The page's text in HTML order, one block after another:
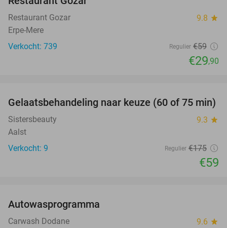
Restaurant Gozar 9.8 star
Erpe-Mere
Verkocht: 739
Regulier €59
€29,90
66%
Gelaatsbehandeling naar keuze (60 of 75 min)
Sistersbeauty 9.3 star
Aalst
Verkocht: 9
Regulier €175
€59
Autowasprogramma
Carwash Dodane 9.6 star